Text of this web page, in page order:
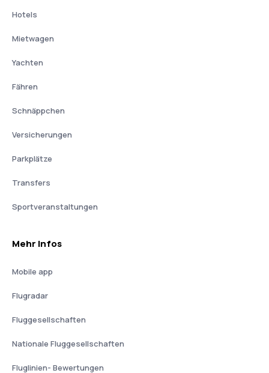
Hotels
Mietwagen
Yachten
Fähren
Schnäppchen
Versicherungen
Parkplätze
Transfers
Sportveranstaltungen
Mehr Infos
Mobile app
Flugradar
Fluggesellschaften
Nationale Fluggesellschaften
Fluglinien- Bewertungen